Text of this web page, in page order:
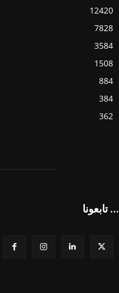
12420
7828
3584
1508
884
384
362
تابعونا ...